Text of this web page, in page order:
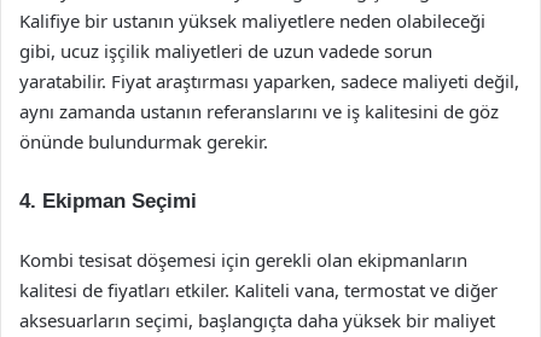
Kalifiye bir ustanın yüksek maliyetlere neden olabileceği
gibi, ucuz işçilik maliyetleri de uzun vadede sorun
yaratabilir. Fiyat araştırması yaparken, sadece maliyeti değil,
aynı zamanda ustanın referanslarını ve iş kalitesini de göz
önünde bulundurmak gerekir.
4. Ekipman Seçimi
Kombi tesisat döşemesi için gerekli olan ekipmanların
kalitesi de fiyatları etkiler. Kaliteli vana, termostat ve diğer
aksesuarların seçimi, başlangıçta daha yüksek bir maliyet